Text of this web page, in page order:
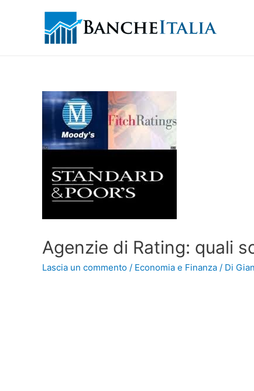
Agenzie di Rating: quali
Lascia un commento / Economia e Finanza / Di